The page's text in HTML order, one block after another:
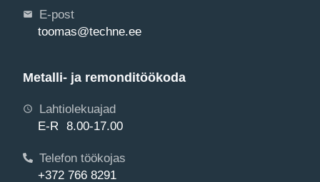
E-post
toomas@techne.ee
Metalli- ja remonditöökoda
Lahtiolekuajad
E-R 8.00-17.00
Telefon töökojas
+372 766 8291